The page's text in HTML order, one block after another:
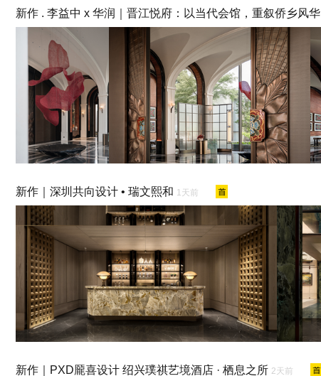
新作 . 李益中 x 华润｜晋江悦府：以当代会馆，重叙侨乡风华
新作｜深圳共向设计 • 瑞文熙和 1天前
新作｜PXD龎喜设计 绍兴璞祺艺境酒店 · 栖息之所 2天前